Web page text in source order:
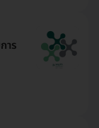
าร